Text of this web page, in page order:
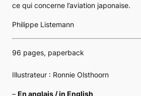
ce qui concerne l’aviation japonaise.
Philippe Listemann
96 pages, paperback
Illustrateur : Ronnie Olsthoorn
– En anglais / in English